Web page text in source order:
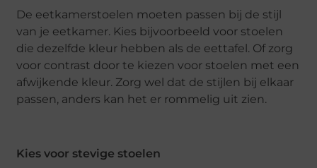
De eetkamerstoelen moeten passen bij de stijl
van je eetkamer. Kies bijvoorbeeld voor stoelen
die dezelfde kleur hebben als de eettafel. Of zorg
voor contrast door te kiezen voor stoelen met een
afwijkende kleur. Zorg wel dat de stijlen bij elkaar
passen, anders kan het er rommelig uit zien.
Kies voor stevige stoelen